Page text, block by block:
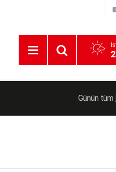
ErzurumGünün tüm